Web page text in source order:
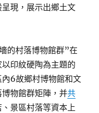
現，展示出鄉土文
的村落博物館群”在
印紋硬陶為主題的
6故鄉村博物館和文
物館群矩陣，并共
景區村落等資本上